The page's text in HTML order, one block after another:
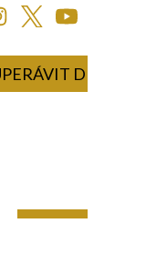
DE US$ 7,1